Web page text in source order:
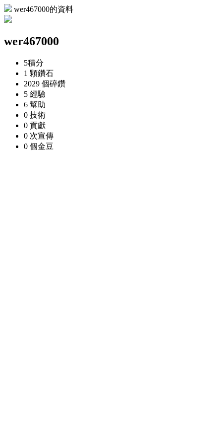
wer467000的資料
wer467000
5積分
1 顆鑽石
2029 個碎鑽
5 經驗
6 幫助
0 技術
0 貢獻
0 次宣傳
0 個金豆